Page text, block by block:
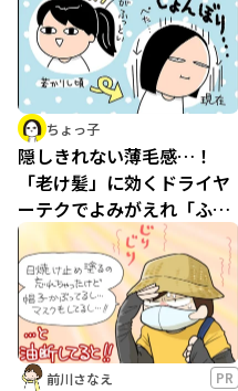
ちょっ子
隠しきれない薄毛感…！
「老け髪」に効くドライヤ
ーテクでよみがえれ「ふん
わり」髪！
前川さなえ PR